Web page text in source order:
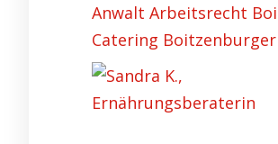
Anwalt Arbeitsrecht
Catering